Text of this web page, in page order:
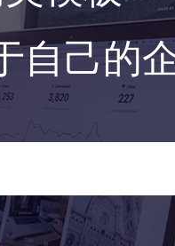
自己的